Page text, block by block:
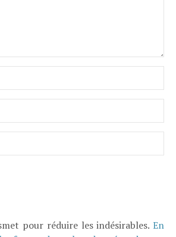
pour réduire les indésirables. En